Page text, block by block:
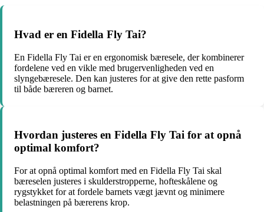
Hvad er en Fidella Fly Tai?
En Fidella Fly Tai er en ergonomisk bæresele, der kombinerer
fordelene ved en vikle med brugervenligheden ved en
slyngebæresele. Den kan justeres for at give den rette pasform
til både bæreren og barnet.
Hvordan justeres en Fidella Fly Tai for at opnå
optimal komfort?
For at opnå optimal komfort med en Fidella Fly Tai skal
bæreselen justeres i skulderstropperne, hofteskålene og
rygstykket for at fordele barnets vægt jævnt og minimere
belastningen på bærerens krop.